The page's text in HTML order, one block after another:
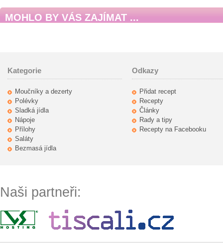
MOHLO BY VÁS ZAJÍMAT ...
Kategorie
Moučníky a dezerty
Polévky
Sladká jídla
Nápoje
Přílohy
Saláty
Bezmasá jídla
Odkazy
Přidat recept
Recepty
Články
Rady a tipy
Recepty na Facebooku
Naši partneři: